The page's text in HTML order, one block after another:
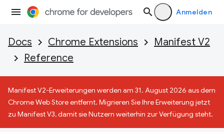
Anmelden
Docs Chrome Extensions
Manifest V2
Reference
Manifest V2-Erweiterungen werden am 31. August 2026 aus dem
Chrome Web Store entfernt. Migrieren Sie Ihre Erweiterung jetzt
zu Manifest V3, damit sie Nutzern weiterhin zur Verfügung steht.